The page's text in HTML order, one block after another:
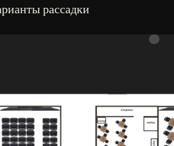
рассадки